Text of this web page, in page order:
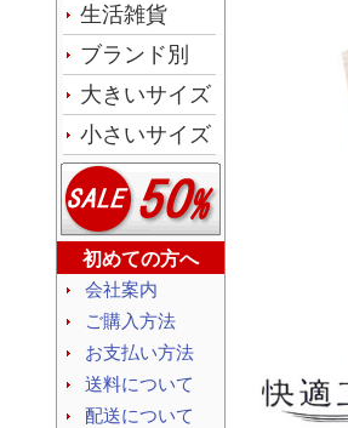
生活雑貨
ブランド別
大きいサイズ
小さいサイズ
初めての方へ
会社案内
ご購入方法
お支払い方法
送料について
配送について